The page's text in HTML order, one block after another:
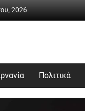
2026
Πολιτικά